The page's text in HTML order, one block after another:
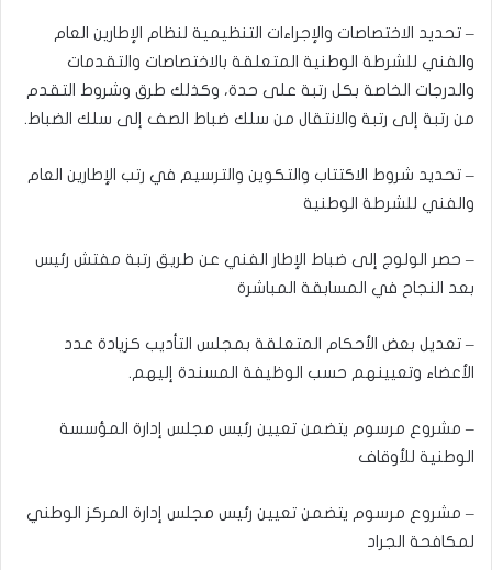
– تحديد الاختصاصات والإجراءات التنظيمية لنظام الإطارين العام
والفني للشرطة الوطنية المتعلقة بالاختصاصات والتقدمات
والدرجات الخاصة بكل رتبة على حدة، وكذلك طرق وشروط التقدم
من رتبة إلى رتبة والانتقال من سلك ضباط الصف إلى سلك الضباط.
– تحديد شروط الاكتتاب والتكوين والترسيم في رتب الإطارين العام
والفني للشرطة الوطنية
– حصر الولوج إلى ضباط الإطار الفني عن طريق رتبة مفتش رئيس
بعد النجاح في المسابقة المباشرة
– تعديل بعض الأحكام المتعلقة بمجلس التأديب كزيادة عدد
الأعضاء وتعيينهم حسب الوظيفة المسندة إليهم.
– مشروع مرسوم يتضمن تعيين رئيس مجلس إدارة المؤسسة
الوطنية للأوقاف
– مشروع مرسوم يتضمن تعيين رئيس مجلس إدارة المركز الوطني
لمكافحة الجراد